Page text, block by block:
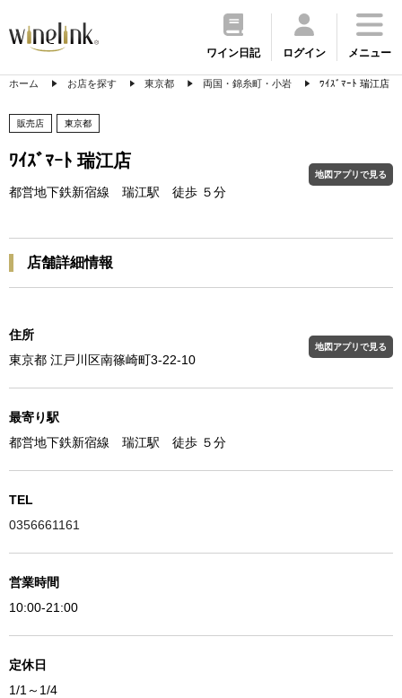
ワイン日記 ログイン メニュー
ホーム お店を探す 東京都 両国・錦糸町・小岩 ﾜｲｽﾞﾏｰﾄ 瑞江店
販売店 東京都
ﾜｲｽﾞﾏｰﾄ 瑞江店
都営地下鉄新宿線 瑞江駅 徒歩 ５分
地図アプリで見る
店舗詳細情報
住所
東京都 江戸川区南篠崎町3-22-10
地図アプリで見る
最寄り駅
都営地下鉄新宿線 瑞江駅 徒歩 ５分
TEL
0356661161
営業時間
10:00-21:00
定休日
1/1～1/4